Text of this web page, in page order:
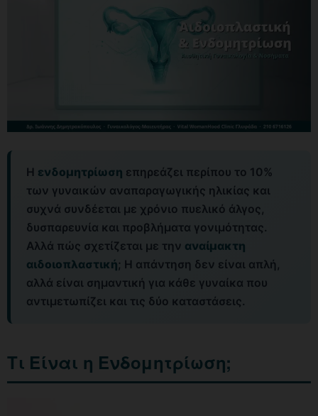
Η ενδομητρίωση επηρεάζει περίπου το 10%
των γυναικών αναπαραγωγικής ηλικίας και
συχνά συνδέεται με χρόνιο πυελικό άλγος,
δυσπαρευνία και προβλήματα γονιμότητας.
Αλλά πώς σχετίζεται με την αναίμακτη
αιδοιοπλαστική; Η απάντηση δεν είναι απλή,
αλλά είναι σημαντική για κάθε γυναίκα που
αντιμετωπίζει και τις δύο καταστάσεις.
Τι Είναι η Ενδομητρίωση;